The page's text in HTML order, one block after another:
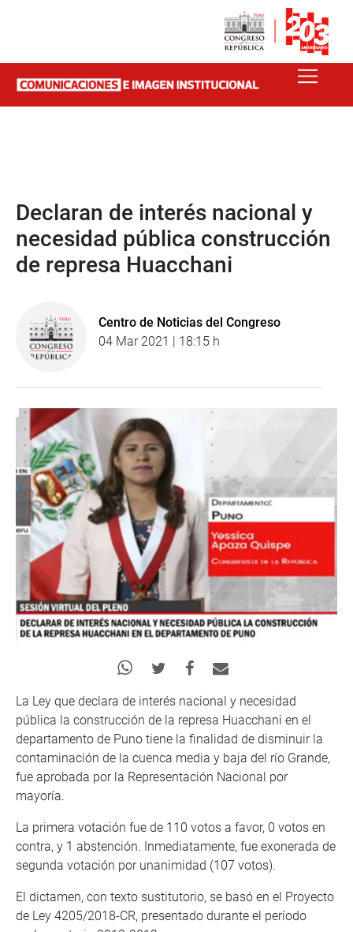
Declaran de interés nacional y
necesidad pública construcción
de represa Huacchani
Centro de Noticias del Congreso
04 Mar 2021 | 18:15 h
La Ley que declara de interés nacional y necesidad
pública la construcción de la represa Huacchani en el
departamento de Puno tiene la finalidad de disminuir la
contaminación de la cuenca media y baja del río Grande,
fue aprobada por la Representación Nacional por
mayoría.
La primera votación fue de 110 votos a favor, 0 votos en
contra, y 1 abstención. Inmediatamente, fue exonerada de
segunda votación por unanimidad (107 votos).
El dictamen, con texto sustitutorio, se basó en el Proyecto
de Ley 4205/2018-CR, presentado durante el período